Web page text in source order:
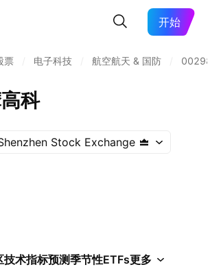
开始
票 电子科技 航空航天 & 国防
科
Stock Exchange
技术指标预测季节性ETFs更多